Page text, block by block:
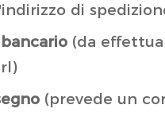
di
(da
(prevede un